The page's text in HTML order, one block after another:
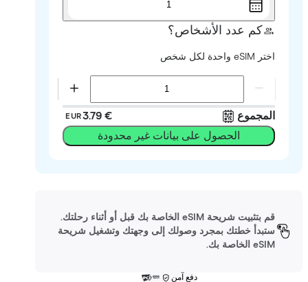
كم عدد الأشخاص؟
المجموع EUR
الحصول على بيانات غير محدودة
قم بتثبيت شريحة eSIM الخاصة بك قبل أو أثناء رحلتك.
ستبدأ خطتك بمجرد وصولك إلى وجهتك وتشغيل شريحة